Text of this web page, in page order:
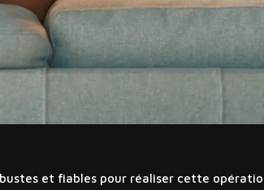
et fiables pour réaliser cette